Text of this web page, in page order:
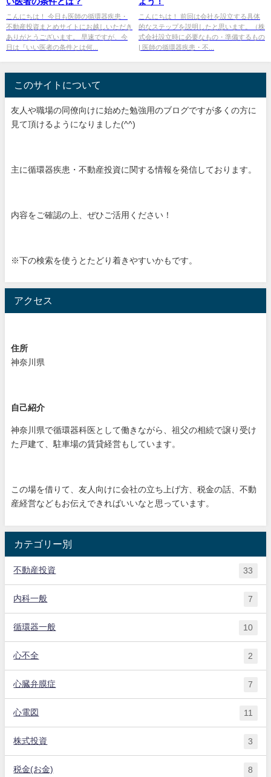
こんにちは！ 今日も医師の循環器疾患・
不動産投資まとめサイトにお越しいただき
ありがとうございます。 早速ですが、今
日は『いい医者の条件とは何...
こんにちは！ 前回は会社を設立する具体
的なステップを説明したと思います。（株
式会社設立時に必要なもの・準備するもの
| 医師の循環器疾患・不...
このサイトについて
友人や職場の同僚向けに始めた勉強用のブログですが多くの方に
見て頂けるようになりました(^^)
主に循環器疾患・不動産投資に関する情報を発信しております。
内容をご確認の上、ぜひご活用ください！
※下の検索を使うとたどり着きやすいかもです。
アクセス
住所
神奈川県
自己紹介
神奈川県で循環器科医として働きながら、祖父の相続で譲り受け
た戸建て、駐車場の賃貸経営もしています。
この場を借りて、友人向けに会社の立ち上げ方、税金の話、不動
産経営などもお伝えできればいいなと思っています。
カテゴリー別
不動産投資 33
内科一般 7
循環器一般 10
心不全 2
心臓弁膜症 7
心電図 11
株式投資 3
税金(お金) 8